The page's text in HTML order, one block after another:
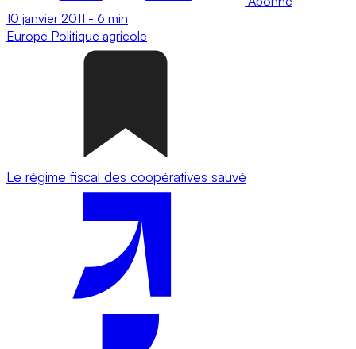
10 janvier 2011 - 6 min
Europe Politique agricole
Le régime fiscal des coopératives sauvé